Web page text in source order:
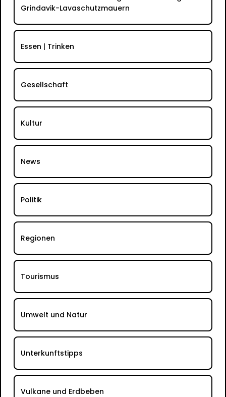
Grindavik-Lavaschutzmauern
Essen | Trinken
Gesellschaft
Kultur
News
Politik
Regionen
Tourismus
Umwelt und Natur
Unterkunftstipps
Vulkane und Erdbeben